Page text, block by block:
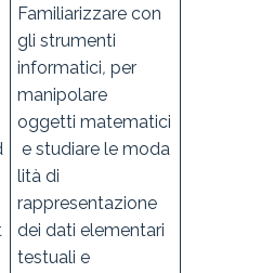
Familiarizzare con
gli strumenti
informatici, per
manipolare
oggetti matematici
e studiare le moda
lità di
rappresentazione
dei dati elementari
testuali e